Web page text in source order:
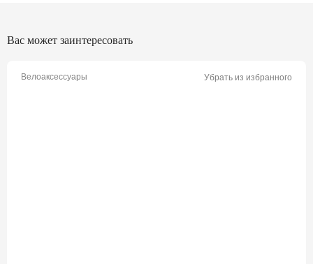
Вас может заинтересовать
Велоаксессуары Убрать из избранного